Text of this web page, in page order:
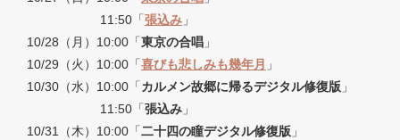
11:50「張込み 」
10/28（月）10:00「東京の合唱 」
10/29（火）10:00「喜びも悲しみも幾年月 」
10/30（水）10:00「カルメン故郷に帰るデジタル修復版 」
11:50「張込み 」
10/31（木）10:00「二十四の瞳デジタル修復版 」